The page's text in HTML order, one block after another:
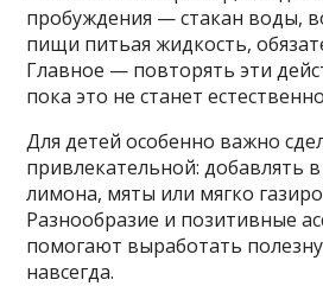
пробуждения — стакан воды,
пищи питьая жидкость,
Главное — повторять эти
пока это не станет
Для детей особенно важно
привлекательной: добавлять
лимона, мяты или мягко
Разнообразие и позитивные
помогают выработать
навсегда.